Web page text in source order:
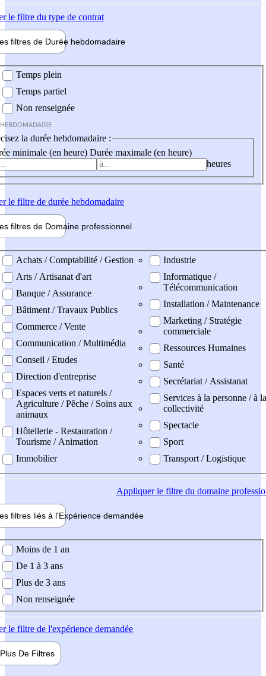
le filtre du type de contrat
filtres de Durée hebdomadaire
Temps plein
Temps partiel
Non renseignée
la durée hebdomadaire :
minimale (en heure) Durée maximale (en heure)
heures
le filtre de durée hebdomadaire
filtres de Domaine professionnel
professionel
Achats / Comptabilité / Gestion
Arts / Artisanat d'art
Banque / Assurance
Bâtiment / Travaux Publics
Commerce / Vente
Communication / Multimédia
Conseil / Etudes
Direction d'entreprise
Espaces verts et naturels /
Agriculture / Pêche / Soins aux
animaux
Hôtellerie - Restauration /
Tourisme / Animation
Immobilier
Industrie
Informatique /
Télécommunication
Installation / Maintenance
Marketing / Stratégie
commerciale
Ressources Humaines
Santé
Secrétariat / Assistanat
Services à la personne / à la
collectivité
Spectacle
Sport
Transport / Logistique
Appliquerle filtre du domaine
filtres liés à l'Expérience demandée
demandée
Moins de 1 an
De 1 à 3 ans
Plus de 3 ans
Non renseignée
le filtre de l'expérience demandée
Plus De Filtres